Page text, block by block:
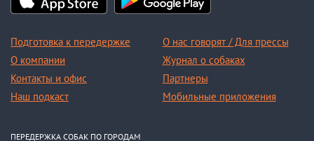
Подготовка к передержке
О компании
Контакты и офис
Наш подкаст
О нас говорят / Для прессы
Журнал о собаках
Партнеры
Мобильные приложения
ПЕРЕДЕРЖКА СОБАК ПО ГОРОДАМ